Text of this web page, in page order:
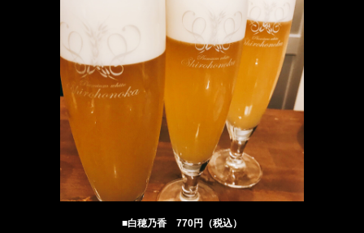
■白穂乃香 770円（税込）